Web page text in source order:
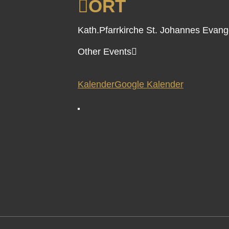
ORT
Kath.Pfarrkirche St. Johannes
Other Events
KalenderGoogle Kalender